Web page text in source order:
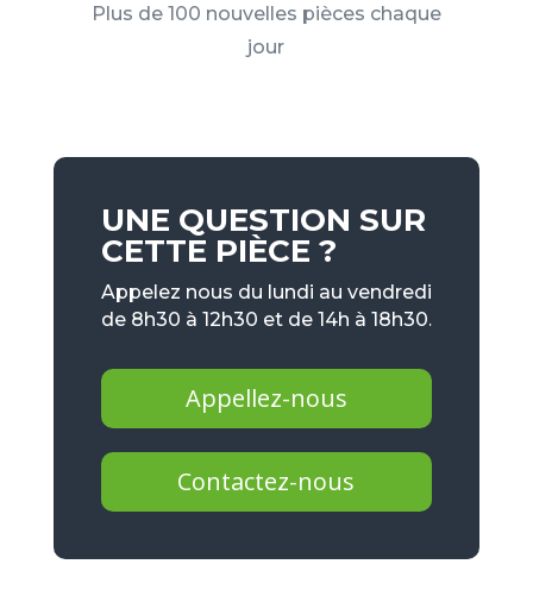
Plus de 100 nouvelles pièces chaque
jour
UNE QUESTION SUR
CETTE PIÈCE ?
Appelez nous du lundi au vendredi
de 8h30 à 12h30 et de 14h à 18h30.
Appellez-nous
Contactez-nous